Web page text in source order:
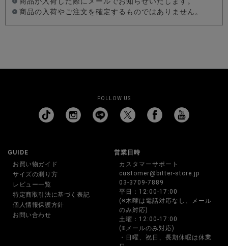
商品の入荷やご注文を確定するものではありません。
FOLLOW US
GUIDE
お買い物ガイド
サイズの測り方
レビュー一覧
特定商取引法に基づく表記
個人情報保護方針
お問い合わせ
営業日時
カスタマーサポート
customer@bitter-store.jp
03-3709-7889
平日：12:00-17:00
(※木曜は電話対応なし、メール
のみ対応)
土曜：12:00-17:00
(※メールのみ対応)
・日曜、祝日、長期休暇は休業